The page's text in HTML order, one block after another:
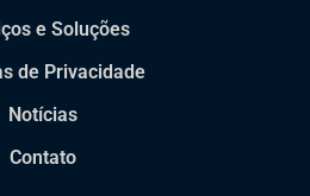
e Soluções
de Privacidade
Notícias
Contato